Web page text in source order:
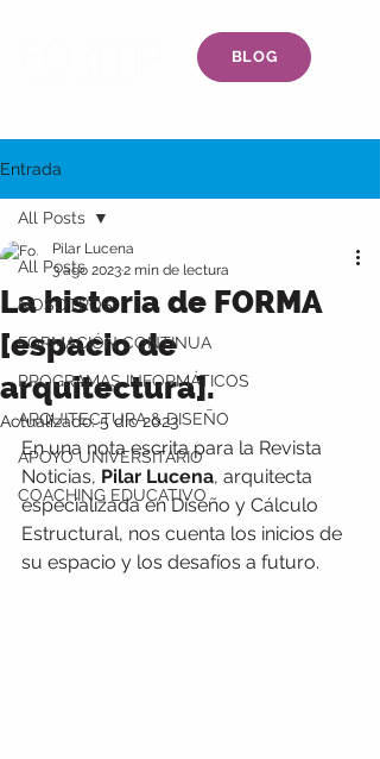
BLOG
Entrada
All Posts
NOSOTROS
FORMACIÓN CONTINUA
PROGRAMAS INFORMÁTICOS
ARQUITECTURA & DISEÑO
APOYO UNIVERSITARIO
COACHING EDUCATIVO
All Posts
La historia de FORMA
[espacio de
arquitectura].
Pilar Lucena
3 ago 20232 min de lectura
Actualizado:5 dic 2023
En una nota escrita para la Revista
Noticias, Pilar Lucena, arquitecta
especializada en Diseño y Cálculo
Estructural, nos cuenta los inicios de
su espacio y los desafíos a futuro.